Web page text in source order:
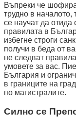
Въпреки че
трудно в началото,
се научат да отида
правилата в
избегне строги
получи в беда от
не следват
умовете за вас.
България и
в границите на
по магистралите.
Силно се